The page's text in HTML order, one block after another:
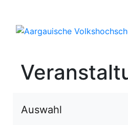
Auswahl